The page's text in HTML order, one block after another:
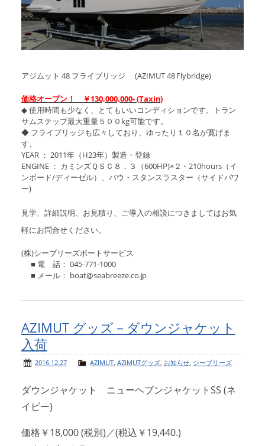
アジムット 48 フライブリッジ (AZIMUT 48 Flybridge)
価格オープン！ ￥130,000,000‐ (Taxin)
◆ 使用時間も少なく、とてもいいコンディションです。トラン
サムステップ最大重量５００kg可能です。
◆ フライブリッジも広々しており、ゆったり１０名が寛げま
す。
YEAR ： 2011年（H23年）製造・登録
ENGINE ： カミンズＱＳＣ８．３（600HP)×２・210hours（イ
ンボード/ディーゼル）、バウ・スタンスラスター（サイドパワ
ー)
見学、詳細説明、お見積り、ご導入の相談につきましてはお気
軽にお問合せください。
(株)シーブリーズボートサービス
■ 電 話： 045-771-1000
■ メール： boat@seabreeze.co.jp
AZIMUT グッズ－ダウンジャケット
入荷
2016.12.27 AZIMUT, AZIMUTグッズ, お知らせ シーブリーズ
ダウンジャケット ニューヘブンジャケットSS (ネ
イビー)
価格￥18,000 (税別)／(税込￥19,440.)